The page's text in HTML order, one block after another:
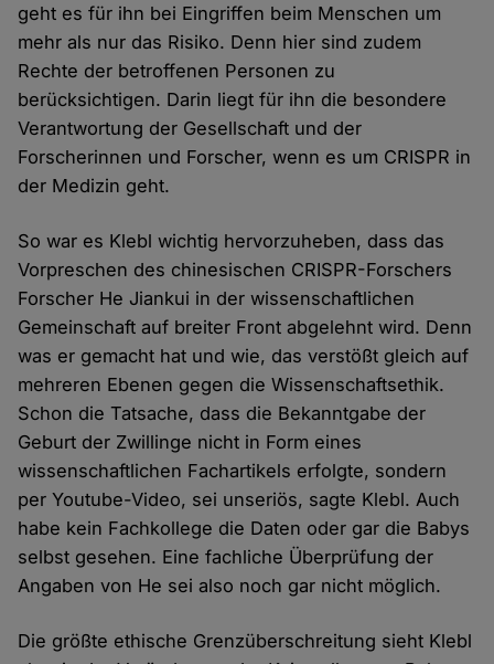
geht es für ihn bei Eingriffen beim Menschen um
mehr als nur das Risiko. Denn hier sind zudem
Rechte der betroffenen Personen zu
berücksichtigen. Darin liegt für ihn die besondere
Verantwortung der Gesellschaft und der
Forscherinnen und Forscher, wenn es um CRISPR in
der Medizin geht.
So war es Klebl wichtig hervorzuheben, dass das
Vorpreschen des chinesischen CRISPR-Forschers
Forscher He Jiankui in der wissenschaftlichen
Gemeinschaft auf breiter Front abgelehnt wird. Denn
was er gemacht hat und wie, das verstößt gleich auf
mehreren Ebenen gegen die Wissenschaftsethik.
Schon die Tatsache, dass die Bekanntgabe der
Geburt der Zwillinge nicht in Form eines
wissenschaftlichen Fachartikels erfolgte, sondern
per Youtube-Video, sei unseriös, sagte Klebl. Auch
habe kein Fachkollege die Daten oder gar die Babys
selbst gesehen. Eine fachliche Überprüfung der
Angaben von He sei also noch gar nicht möglich.
Die größte ethische Grenzüberschreitung sieht Klebl